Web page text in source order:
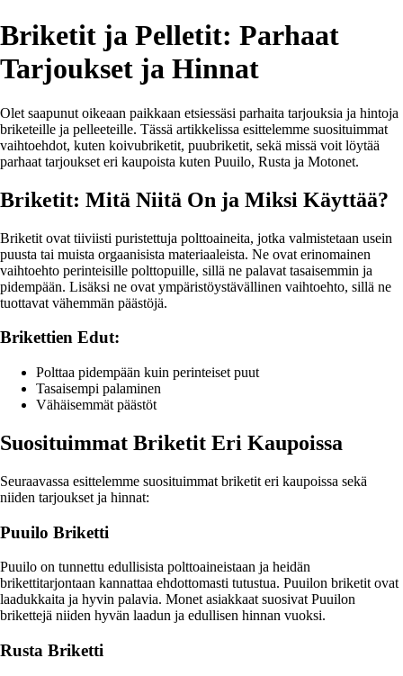
Briketit ja Pelletit: Parhaat
Tarjoukset ja Hinnat
Olet saapunut oikeaan paikkaan etsiessäsi parhaita tarjouksia ja hintoja
briketeille ja pelleeteille. Tässä artikkelissa esittelemme suosituimmat
vaihtoehdot, kuten koivubriketit, puubriketit, sekä missä voit löytää
parhaat tarjoukset eri kaupoista kuten Puuilo, Rusta ja Motonet.
Briketit: Mitä Niitä On ja Miksi Käyttää?
Briketit ovat tiiviisti puristettuja polttoaineita, jotka valmistetaan usein
puusta tai muista orgaanisista materiaaleista. Ne ovat erinomainen
vaihtoehto perinteisille polttopuille, sillä ne palavat tasaisemmin ja
pidempään. Lisäksi ne ovat ympäristöystävällinen vaihtoehto, sillä ne
tuottavat vähemmän päästöjä.
Brikettien Edut:
Polttaa pidempään kuin perinteiset puut
Tasaisempi palaminen
Vähäisemmät päästöt
Suosituimmat Briketit Eri Kaupoissa
Seuraavassa esittelemme suosituimmat briketit eri kaupoissa sekä
niiden tarjoukset ja hinnat:
Puuilo Briketti
Puuilo on tunnettu edullisista polttoaineistaan ja heidän
brikettitarjontaan kannattaa ehdottomasti tutustua. Puuilon briketit ovat
laadukkaita ja hyvin palavia. Monet asiakkaat suosivat Puuilon
brikettejä niiden hyvän laadun ja edullisen hinnan vuoksi.
Rusta Briketti